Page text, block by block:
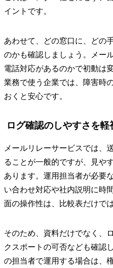
イントです。
あわせて、どの窓口に、どの
のかも確認しましょう。メー
電話対応があるのかで初動は
業務で使う企業では、障害時
おくと安心です。
ログ確認のしやすさを軽
メールリレーサービスでは、
ることが一般的ですが、見や
あります。運用担当者が必要
い合わせ対応や社内説明に時
面の操作性は、比較表だけで
そのため、資料だけでなく、
クスポートの可否なども確認
の担当者で運用する場合は、